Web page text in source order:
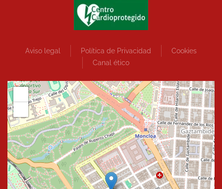
Aviso legal Política de Privacidad
Cookies
Canal ético